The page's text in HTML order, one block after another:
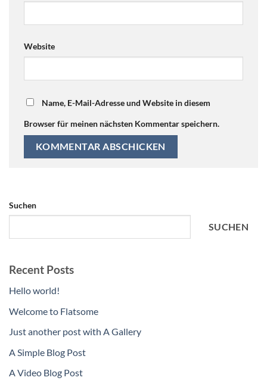
Website
Name, E-Mail-Adresse und Website in diesem
Browser für meinen nächsten Kommentar speichern.
Suchen
SUCHEN
Recent Posts
Hello world!
Welcome to Flatsome
Just another post with A Gallery
A Simple Blog Post
A Video Blog Post